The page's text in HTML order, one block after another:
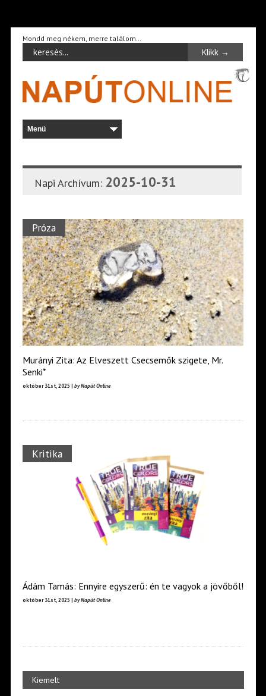
Mondd meg nékem, merre találom…
Napi Archívum: 2025-10-31
Próza
Murányi Zita: Az Elveszett Csecsemők szigete, Mr.
Senki*
október 31st, 2025 | by Napút Online
Kritika
Ádám Tamás: Ennyire egyszerű: én te vagyok a jövőből!
október 31st, 2025 | by Napút Online
Kiemelt